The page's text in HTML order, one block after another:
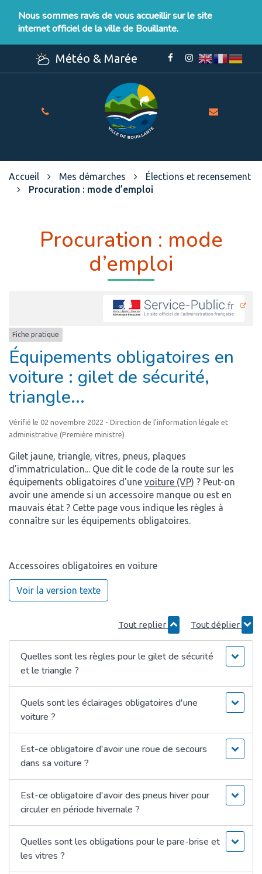
Nous sommes ravis de vous accueillir sur le site
internet officiel de la ville de Bouillante.
Météo & Marée
Lien
Facebook
Lien
Instagram
Site
officiel
de
Ville
de
Bouillante
Accueil Mes démarches
Élections et recensement
Procuration : mode d’emploi
Procuration : mode
d’emploi
Fiche pratique
Équipements obligatoires en
voiture : gilet de sécurité,
triangle...
Vérifié le 02 novembre 2022 - Direction de l'information légale et
administrative (Première ministre)
Gilet jaune, triangle, vitres, pneus, plaques
d’immatriculation... Que dit le code de la route sur les
équipements obligatoires d'une voiture (VP) ? Peut-on
avoir une amende si un accessoire manque ou est en
mauvais état ? Cette page vous indique les règles à
connaître sur les équipements obligatoires.
Accessoires obligatoires en voiture
Voir la version texte
Tout replier Tout déplier
Quelles sont les règles pour le gilet de sécurité
et le triangle ?
Quels sont les éclairages obligatoires d'une
voiture ?
Est-ce obligatoire d'avoir une roue de secours
dans sa voiture ?
Est-ce obligatoire d'avoir des pneus hiver pour
circuler en période hivernale ?
Quelles sont les obligations pour le pare-brise et
les vitres ?